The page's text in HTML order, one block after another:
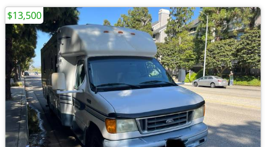
$13,500